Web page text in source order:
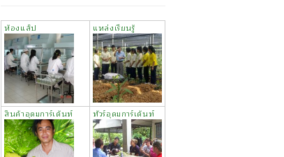
ห้องแล็ป แหล่งเรียนรู้
สินค้าอุดมการ์เด้นท์ ทัวร์อุดมการ์เด้นท์